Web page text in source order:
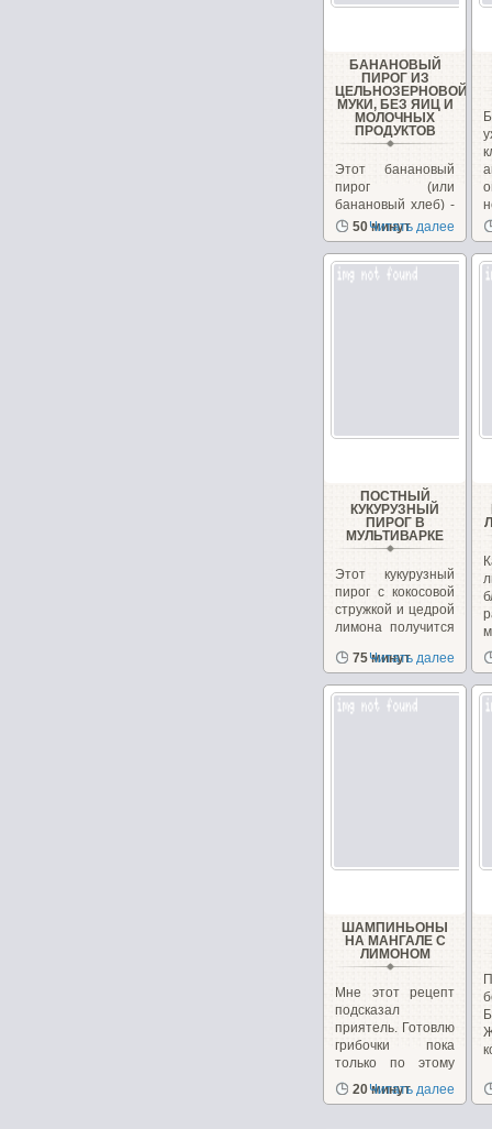
БАНАНОВЫЙ
ПИРОГ ИЗ
ЦЕЛЬНОЗЕРНОВОЙ
МУКИ, БЕЗ ЯИЦ И
МОЛОЧНЫХ
ПРОДУКТОВ
Этот банановый
пирог (или
банановый хлеб) -
довольно
популярный
десерт в Индии....
50 минут
Читать далее
ПОСТНЫЙ
КУКУРУЗНЫЙ
ПИРОГ В
МУЛЬТИВАРКЕ
Этот кукурузный
пирог с кокосовой
стружкой и цедрой
лимона получится
75 минут
Читать далее
ШАМПИНЬОНЫ
НА МАНГАЛЕ С
ЛИМОНОМ
Мне этот рецепт
подсказал
приятель. Готовлю
грибочки пока
только по этому
рецепту...
20 минут
Читать далее